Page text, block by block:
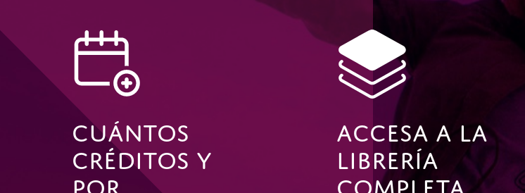
Cuántos
Créditos Y
Por
Accesa A La
Librería
Completa